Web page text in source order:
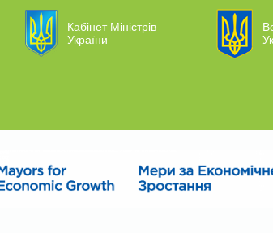
Кабінет Міністрів
України